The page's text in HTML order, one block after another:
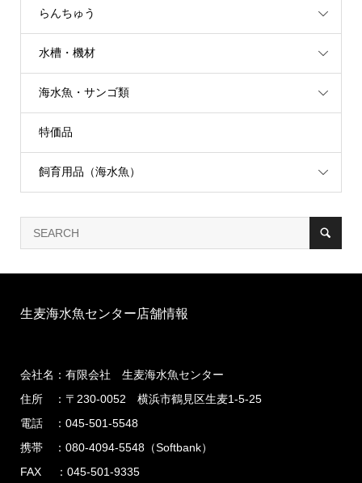
らんちゅう
水槽・機材
海水魚・サンゴ類
特価品
飼育用品（海水魚）
生麦海水魚センター店舗情報
会社名：有限会社 生麦海水魚センター
住所 ：〒230-0052 横浜市鶴見区生麦1-5-25
電話 ：045-501-5548
携帯 ：080-4094-5548（Softbank）
FAX ：045-501-9335